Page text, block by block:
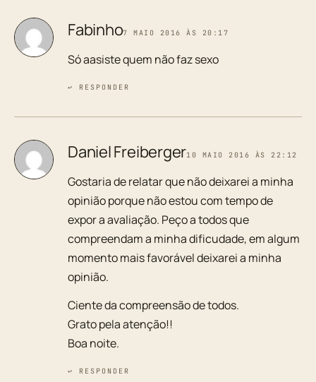
Fabinho7 MAIO 2016 ÀS 20:17
Só aasiste quem não faz sexo
↩ RESPONDER
Daniel Freiberger10 MAIO 2016 ÀS 22:12
Gostaria de relatar que não deixarei a minha
opinião porque não estou com tempo de
expor a avaliação. Peço a todos que
compreendam a minha dificudade, em algum
momento mais favorável deixarei a minha
opinião.
Ciente da compreensão de todos.
Grato pela atenção!!
Boa noite.
↩ RESPONDER